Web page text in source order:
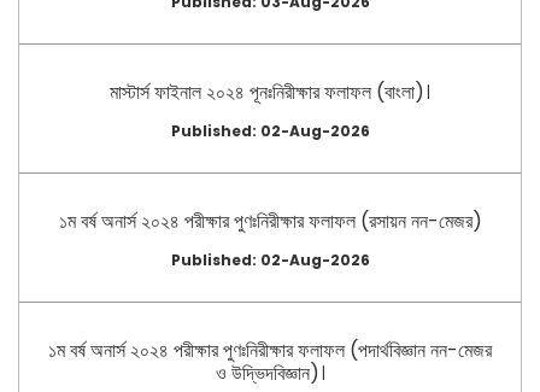
মাস্টার্স ফাইনাল ২০২৪ পূনঃনিরীক্ষার ফলাফল (বাংলা)।
Published: 02-Aug-2026
১ম বর্ষ অনার্স ২০২৪ পরীক্ষার পুণঃনিরীক্ষার ফলাফল (রসায়ন নন-মেজর)
Published: 02-Aug-2026
১ম বর্ষ অনার্স ২০২৪ পরীক্ষার পুণঃনিরীক্ষার ফলাফল (পদার্থবিজ্ঞান নন-মেজর
ও উদ্ভিদবিজ্ঞান)।